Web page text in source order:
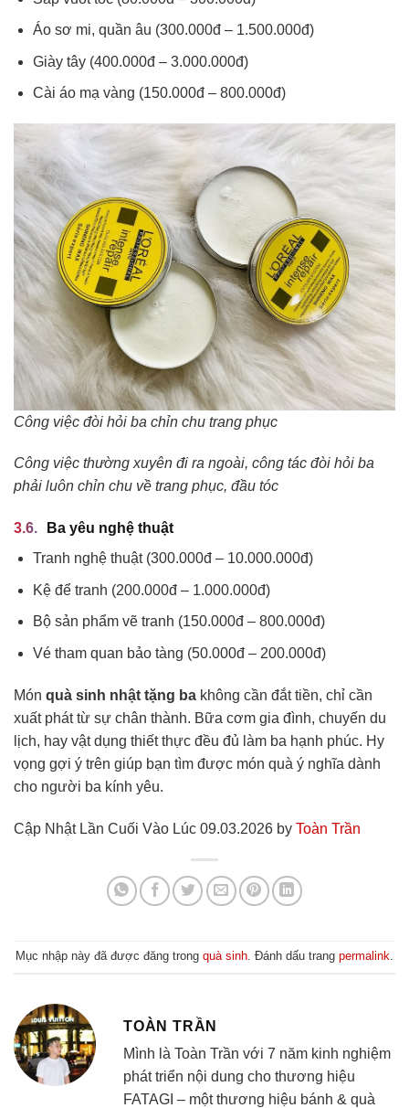
Áo sơ mi, quần âu (300.000đ – 1.500.000đ)
Giày tây (400.000đ – 3.000.000đ)
Cài áo mạ vàng (150.000đ – 800.000đ)
Công việc đòi hỏi ba chỉn chu trang phục
Công việc thường xuyên đi ra ngoài, công tác đòi hỏi ba
phải luôn chỉn chu về trang phục, đầu tóc
Ba yêu nghệ thuật
Tranh nghệ thuật (300.000đ – 10.000.000đ)
Kệ để tranh (200.000đ – 1.000.000đ)
Bộ sản phẩm vẽ tranh (150.000đ – 800.000đ)
Vé tham quan bảo tàng (50.000đ – 200.000đ)
Món quà sinh nhật tặng ba không cần đắt tiền, chỉ cần
xuất phát từ sự chân thành. Bữa cơm gia đình, chuyến du
lịch, hay vật dụng thiết thực đều đủ làm ba hạnh phúc. Hy
vọng gợi ý trên giúp bạn tìm được món quà ý nghĩa dành
cho người ba kính yêu.
Cập Nhật Lần Cuối Vào Lúc 09.03.2026 by Toàn Trần
Mục nhập này đã được đăng trong quà sinh . Đánh dấu trang permalink
TOÀN TRẦN
Mình là Toàn Trần với 7 năm kinh nghiệm
phát triển nội dung cho thương hiệu
FATAGI – một thương hiệu bánh & quà